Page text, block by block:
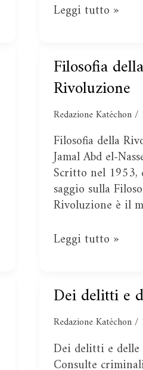
Leggi tutto »
Filosofia della
Rivoluzione
Redazione Katéchon/
Filosofia della
Jamal Abd el-
Scritto nel 1953,
saggio sulla
Rivoluzione è il
Filosofia
della
Rivoluzione
Leggi tutto »
Dei delitti e
Redazione Katéchon/
Dei delitti e delle
Consulte
Dei
e
delle
pene